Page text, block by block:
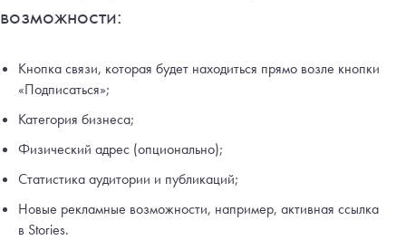
возможности:
Кнопка связи, которая будет находиться прямо возле кнопки
«Подписаться»;
Категория бизнеса;
Физический адрес (опционально);
Статистика аудитории и публикаций;
Новые рекламные возможности, например, активная ссылка
в Stories.